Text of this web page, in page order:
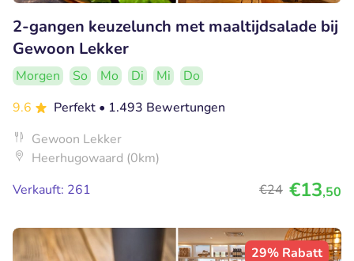
2-gangen keuzelunch met maaltijdsalade bij
Gewoon Lekker
Morgen So Mo Di Mi
Do
9.6
Perfekt • 1.493 Bewertungen
Gewoon Lekker
Heerhugowaard (0km)
Verkauft: 261
€24 €13,50
29% Rabatt